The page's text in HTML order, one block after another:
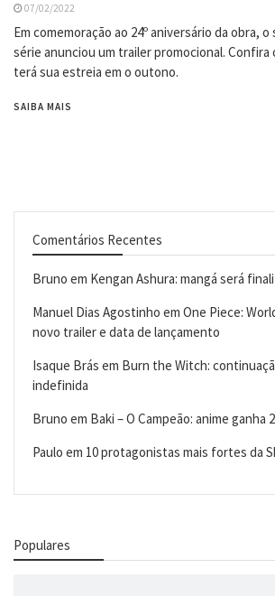
07/02/2022
Em comemoração ao 24º aniversário da obra,
série anunciou um trailer promocional. Confira
terá sua estreia em o outono.
SAIBA MAIS
Comentários Recentes
Bruno em Kengan Ashura: mangá será
Manuel Dias Agostinho em One Piece:
novo trailer e data de lançamento
Isaque Brás em Burn the Witch:
indefinida
Bruno em Baki – O Campeão: anime ganha
Paulo em 10 protagonistas mais fortes da
Populares